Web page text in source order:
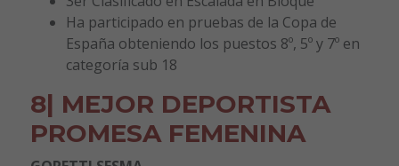
Ha participado en pruebas de la Copa de
España obteniendo los puestos 8º, 5º y 7º en
categoría sub 18
8| MEJOR DEPORTISTA
PROMESA FEMENINA